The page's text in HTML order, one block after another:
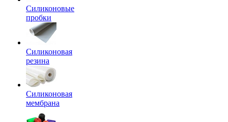
Силиконовые
пробки
Силиконовая
резина
Силиконовая
мембрана